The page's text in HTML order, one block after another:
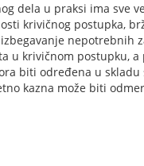
dela u praksi ima sve
krivičnog postupka,
nepotrebnih
u krivičnom postupku, a
biti određena u skladu
kazna može biti